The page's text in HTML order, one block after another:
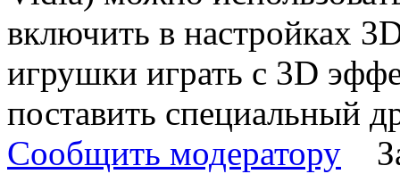
включить в настройках
игрушки играть с 3D
поставить специальный
Сообщить модератору